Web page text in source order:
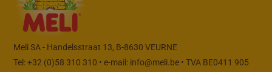
Meli SA - Handelsstraat 13, B-8630 VEURNE
Tel: +32 (0)58 310 310 • e-mail: info@meli.be• TVA BE0411 905